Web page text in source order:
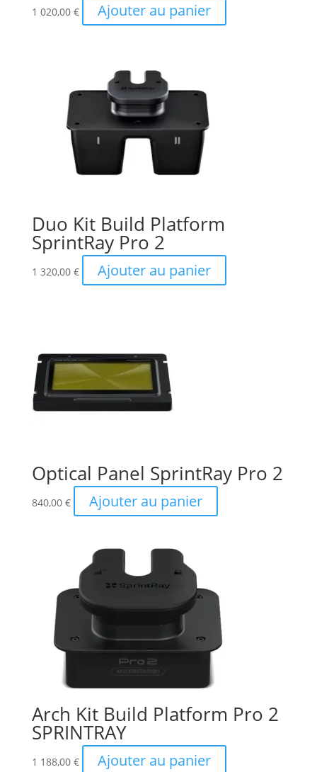
1 020,00 € Ajouter au panier
Duo Kit Build Platform
SprintRay Pro 2
1 320,00 € Ajouter au panier
Optical Panel SprintRay Pro 2
840,00 € Ajouter au panier
Arch Kit Build Platform Pro 2
SPRINTRAY
1 188,00 € Ajouter au panier